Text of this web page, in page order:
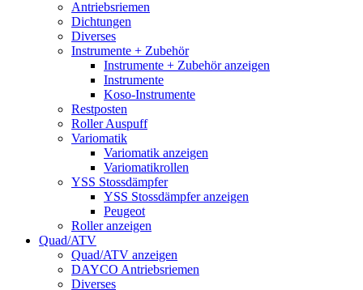
Antriebsriemen
Dichtungen
Diverses
Instrumente + Zubehör
Instrumente + Zubehör anzeigen
Instrumente
Koso-Instrumente
Restposten
Roller Auspuff
Variomatik
Variomatik anzeigen
Variomatikrollen
YSS Stossdämpfer
YSS Stossdämpfer anzeigen
Peugeot
Roller anzeigen
Quad/ATV
Quad/ATV anzeigen
DAYCO Antriebsriemen
Diverses